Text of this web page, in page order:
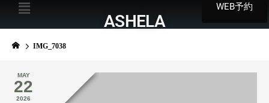
WEB予約
ASHELA
IMG_7038
MAY
22
2026